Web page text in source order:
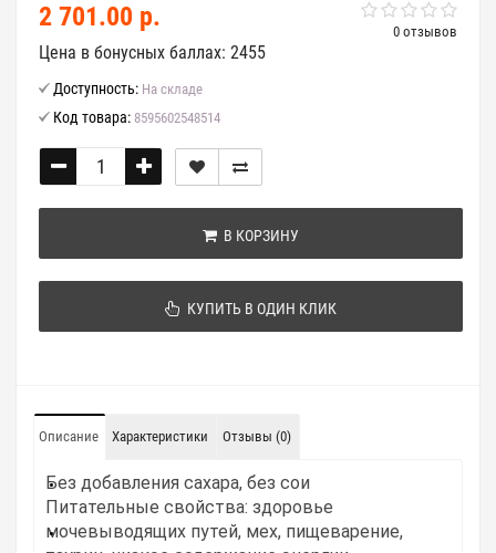
0 отзывов
2 701.00 р.
Цена в бонусных баллах: 2455
Доступность: На складе
Код товара: 8595602548514
В КОРЗИНУ
КУПИТЬ В ОДИН КЛИК
Описание Характеристики Отзывы (0)
Без добавления сахара, без сои
Питательные свойства: здоровье
мочевыводящих путей, мех, пищеварение,